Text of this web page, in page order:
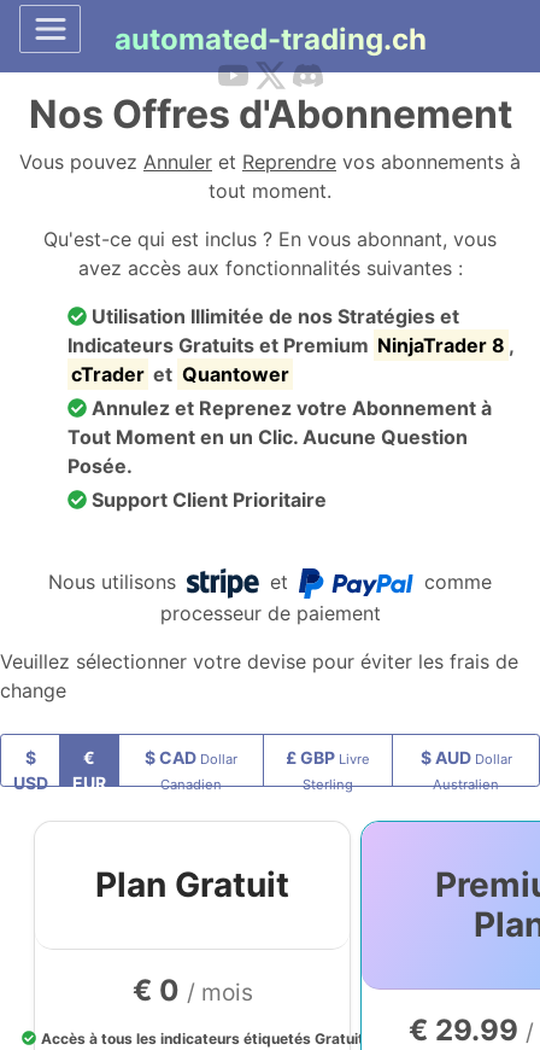
automated-trading.ch
Nos Offres d'Abonnement
Vous pouvez Annuler et Reprendre vos abonnements à
tout moment.
Qu'est-ce qui est inclus ? En vous abonnant, vous
avez accès aux fonctionnalités suivantes :
Utilisation Illimitée de nos Stratégies et
Indicateurs Gratuits et Premium NinjaTrader 8 ,
cTrader et Quantower
Annulez et Reprenez votre Abonnement à
Tout Moment en un Clic. Aucune Question
Posée.
Support Client Prioritaire
Nous utilisons et
comme
processeur de paiement
Veuillez sélectionner votre devise pour éviter les frais de
change
$
USD
€
EUR
$ CAD Dollar
Canadien
£ GBP Livre
Sterling
$ AUD Dollar
Australien
Plan Gratuit
€ 0 / mois
Accès à tous les indicateurs étiquetés Gratuit
€ 29.99 /